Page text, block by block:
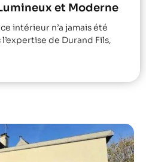
et Moderne
intérieur n’a jamais été
de Durand Fils,